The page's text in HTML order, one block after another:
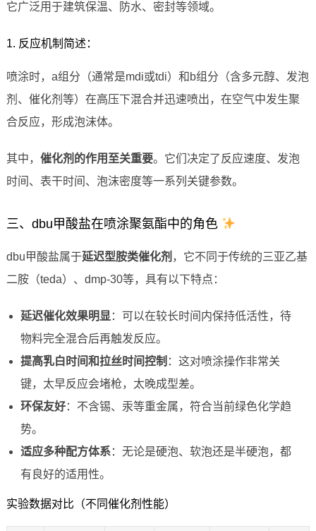
它广泛用于建筑保温、防水、密封等领域。
1. 反应机制简述：
喷涂时，a组分（通常是mdi或tdi）和b组分（含多元醇、发泡
剂、催化剂等）在高压下混合并迅速喷出，在空气中发生聚
合反应，形成泡沫体。
其中， 催化剂的作用至关重要。它们决定了反应速度、发泡
时间、表干时间、泡沫密度等一系列关键参数。
三、dbu甲酸盐在喷涂聚氨酯中的角色
dbu甲酸盐属于延迟型胺类催化剂 ，它不同于传统的三亚乙基
二胺（teda）、dmp-30等，具有以下特点：
延迟催化效果明显 ：可以在较长时间内保持低活性，待
物料完全混合后再触发反应。
提高乳白时间和拉丝时间控制 ：这对喷涂操作非常关
键，太早反应会堵枪，太晚成型差。
环保友好：不含锡、汞等重金属，符合当前绿色化学趋
势。
适应多种配方体系：无论是硬泡、软泡还是半硬泡，都
有良好的适用性。
实验数据对比（不同催化剂性能）